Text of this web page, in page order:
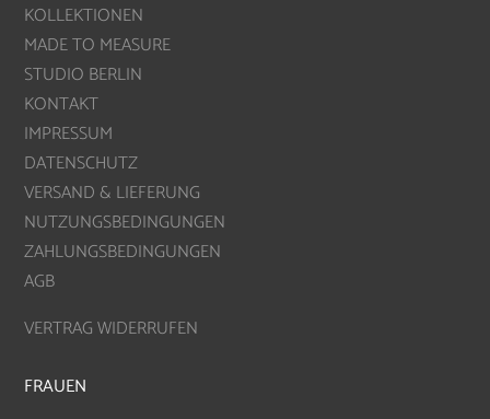
KOLLEKTIONEN
MADE TO MEASURE
STUDIO BERLIN
KONTAKT
IMPRESSUM
DATENSCHUTZ
VERSAND & LIEFERUNG
NUTZUNGSBEDINGUNGEN
ZAHLUNGSBEDINGUNGEN
AGB
VERTRAG WIDERRUFEN
FRAUEN